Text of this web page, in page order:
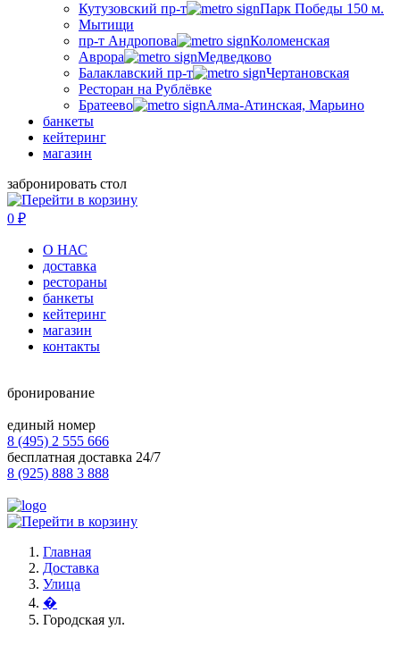
Кутузовский пр-т
Парк Победы 150 м.
Мытищи
пр-т Андропова
Коломенская
Аврора
Медведково
Балаклавский пр-т
Чертановская
Ресторан на Рублёвке
Братеево
Алма-Атинская, Марьино
банкеты
кейтеринг
магазин
забронировать стол
0 ₽
О НАС
доставка
рестораны
банкеты
кейтеринг
магазин
контакты
бронирование
единый номер
8 (495) 2 555 666
бесплатная доставка 24/7
8 (925) 888 3 888
Главная
Доставка
Улица
�
Городская ул.